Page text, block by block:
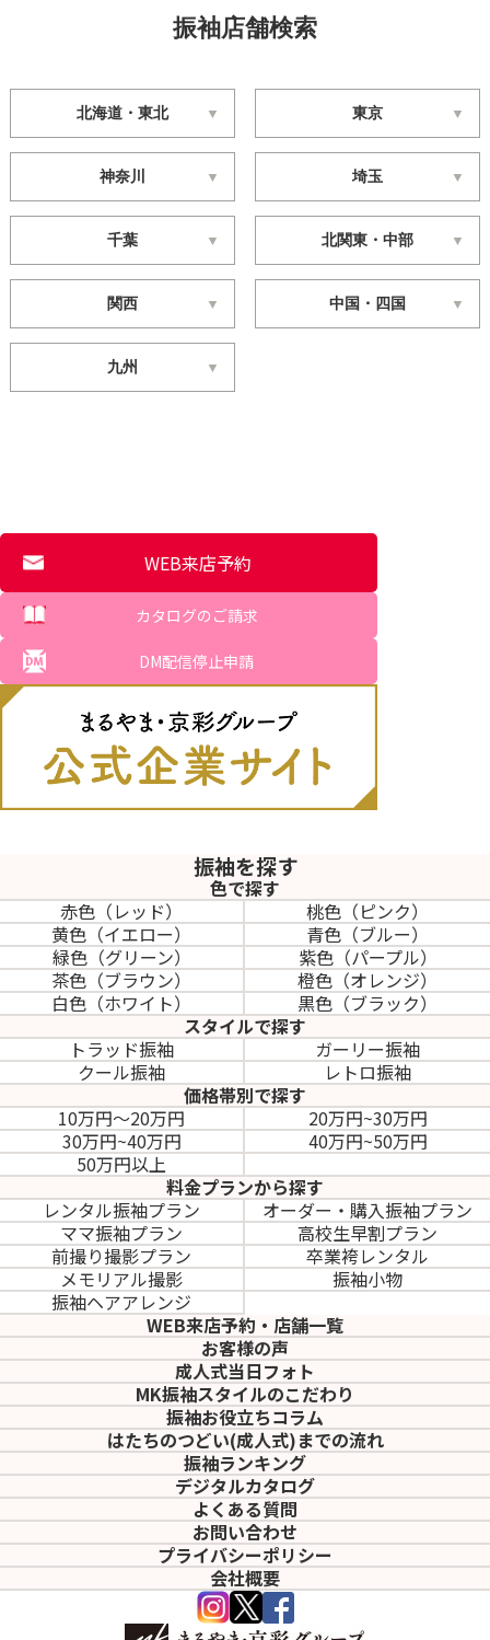
振袖店舗検索
北海道・東北 東京
神奈川 埼玉
千葉 北関東・中部
関西 中国・四国
九州
WEB来店予約
カタログのご請求
DM配信停止申請
振袖を探す
色で探す
赤色（レッド）
桃色（ピンク）
黄色（イエロー）
青色（ブルー）
緑色（グリーン）
紫色（パープル）
茶色（ブラウン）
橙色（オレンジ）
白色（ホワイト）
黒色（ブラック）
スタイルで探す
トラッド振袖
ガーリー振袖
クール振袖
レトロ振袖
価格帯別で探す
10万円～20万円
20万円~30万円
30万円~40万円
40万円~50万円
50万円以上
料金プランから探す
レンタル振袖プラン
オーダー・購入振袖プラン
ママ振袖プラン
高校生早割プラン
前撮り撮影プラン
卒業袴レンタル
メモリアル撮影
振袖小物
振袖ヘアアレンジ
WEB来店予約・店舗一覧
お客様の声
成人式当日フォト
MK振袖スタイルのこだわり
振袖お役立ちコラム
はたちのつどい(成人式)までの流れ
振袖ランキング
デジタルカタログ
よくある質問
お問い合わせ
プライバシーポリシー
会社概要